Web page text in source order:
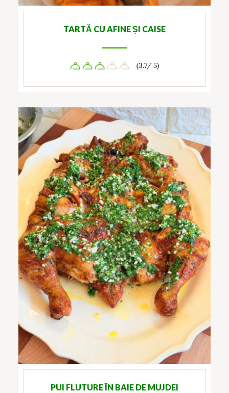
TARTĂ CU AFINE ȘI CAISE
(3.7/ 5)
PUI FLUTURE ÎN BAIE DE MUJDEI